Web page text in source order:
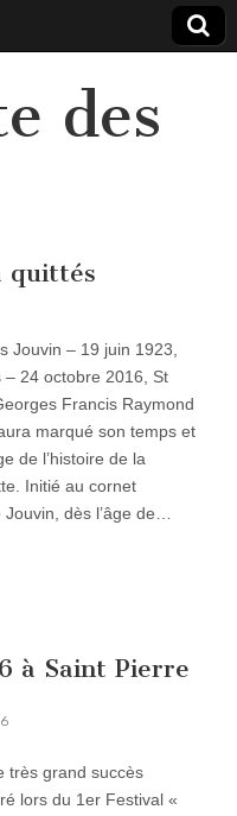
des
quittés
Jouvin – 19 juin 1923,
– 24 octobre 2016, St
Francis Raymond
marqué son temps et
de l’histoire de la
Initié au cornet
dès l’âge de…
à Saint Pierre
très grand succès
lors du 1er Festival «